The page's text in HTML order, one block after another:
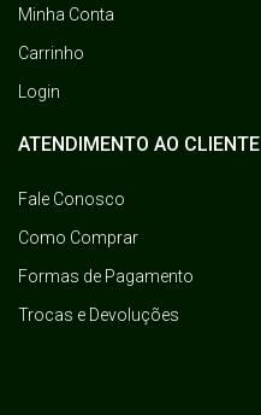
Minha Conta
Carrinho
Login
ATENDIMENTO AO CLIENTE
Fale Conosco
Como Comprar
Formas de Pagamento
Trocas e Devoluções